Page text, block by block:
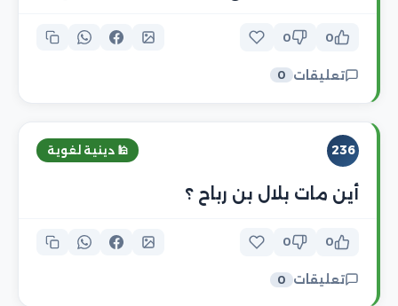
0
0
تعليقات 0
236 🕌 دينية لغوية
أين مات بلال بن رباح ؟
0
0
تعليقات 0